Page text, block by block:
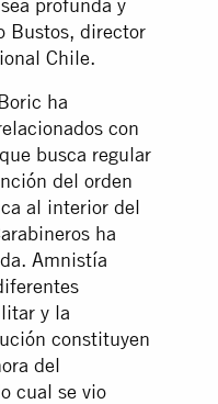
Bustos, director
Chile.
ha
con
busca regular
del orden
al interior del
ha
Amnistía
y la
constituyen
del
cual se vio